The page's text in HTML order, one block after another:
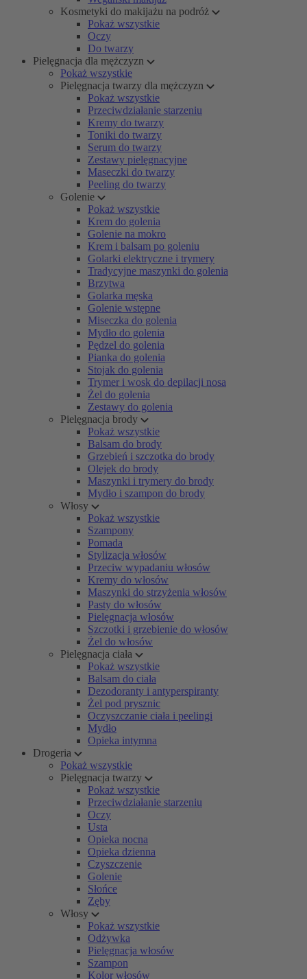
Kosmetyki do makijażu na podróż
Pokaż wszystkie
Oczy
Do twarzy
Pielęgnacja dla mężczyzn
Pokaż wszystkie
Pielęgnacja twarzy dla mężczyzn
Pokaż wszystkie
Przeciwdziałanie starzeniu
Kremy do twarzy
Toniki do twarzy
Serum do twarzy
Zestawy pielęgnacyjne
Maseczki do twarzy
Peeling do twarzy
Golenie
Pokaż wszystkie
Krem do golenia
Golenie na mokro
Krem i balsam po goleniu
Golarki elektryczne i trymery
Tradycyjne maszynki do golenia
Brzytwa
Golarka męska
Golenie wstępne
Miseczka do golenia
Mydło do golenia
Pędzel do golenia
Pianka do golenia
Stojak do golenia
Trymer i wosk do depilacji nosa
Żel do golenia
Zestawy do golenia
Pielęgnacja brody
Pokaż wszystkie
Balsam do brody
Grzebień i szczotka do brody
Olejek do brody
Maszynki i trymery do brody
Mydło i szampon do brody
Włosy
Pokaż wszystkie
Szampony
Pomada
Stylizacja włosów
Przeciw wypadaniu włosów
Kremy do włosów
Maszynki do strzyżenia włosów
Pasty do włosów
Pielęgnacja włosów
Szczotki i grzebienie do włosów
Żel do włosów
Pielęgnacja ciała
Pokaż wszystkie
Balsam do ciała
Dezodoranty i antyperspiranty
Żel pod prysznic
Oczyszczanie ciała i peelingi
Mydło
Opieka intymna
Drogeria
Pokaż wszystkie
Pielęgnacja twarzy
Pokaż wszystkie
Przeciwdziałanie starzeniu
Oczy
Usta
Opieka nocna
Opieka dzienna
Czyszczenie
Golenie
Słońce
Zęby
Włosy
Pokaż wszystkie
Odżywka
Pielęgnacja włosów
Szampon
Kolor włosów